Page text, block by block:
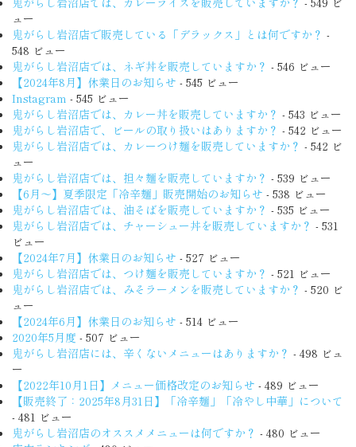
ュー
鬼がらし岩沼店で販売している「デラックス」とは何ですか？ -
548 ビュー
鬼がらし岩沼店では、ネギ丼を販売していますか？ - 546 ビュー
【2024年8月】休業日のお知らせ - 545 ビュー
Instagram - 545 ビュー
鬼がらし岩沼店では、カレー丼を販売していますか？ - 543 ビュー
鬼がらし岩沼店で、ビールの取り扱いはありますか？ - 542 ビュー
鬼がらし岩沼店では、カレーつけ麺を販売していますか？ - 542 ビ
ュー
鬼がらし岩沼店では、担々麺を販売していますか？ - 539 ビュー
【6月〜】夏季限定「冷辛麺」販売開始のお知らせ - 538 ビュー
鬼がらし岩沼店では、油そばを販売していますか？ - 535 ビュー
鬼がらし岩沼店では、チャーシュー丼を販売していますか？ - 531
ビュー
【2024年7月】休業日のお知らせ - 527 ビュー
鬼がらし岩沼店では、つけ麺を販売していますか？ - 521 ビュー
鬼がらし岩沼店では、みそラーメンを販売していますか？ - 520 ビ
ュー
【2024年6月】休業日のお知らせ - 514 ビュー
2020年5月度 - 507 ビュー
鬼がらし岩沼店には、辛くないメニューはありますか？ - 498 ビュ
ー
【2022年10月1日】メニュー価格改定のお知らせ - 489 ビュー
【販売終了：2025年8月31日】「冷辛麺」「冷やし中華」について
- 481 ビュー
鬼がらし岩沼店のオススメメニューは何ですか？ - 480 ビュー